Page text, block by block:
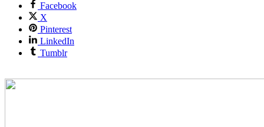
Facebook
X
Pinterest
LinkedIn
Tumblr